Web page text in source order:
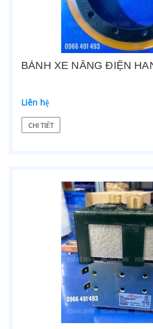
BÁNH XE NÂNG ĐIỆN
Liên hệ
CHI TIẾT